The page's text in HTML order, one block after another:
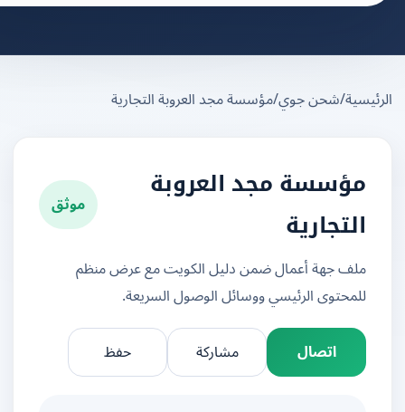
/شحن جوي/مؤسسة مجد العروبة التجارية
مؤسسة مجد العروبة
التجارية
موثق
ملف جهة أعمال ضمن دليل الكويت مع عرض منظم
للمحتوى الرئيسي ووسائل الوصول السريعة.
اتصال
مشاركة